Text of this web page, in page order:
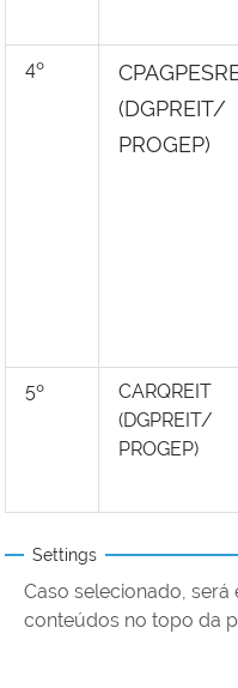
4º
(DGPREIT/
PROGEP)
5º
CARQREIT
(DGPREIT/
PROGEP)
Settings
Caso selecionado,
conteúdos no topo da